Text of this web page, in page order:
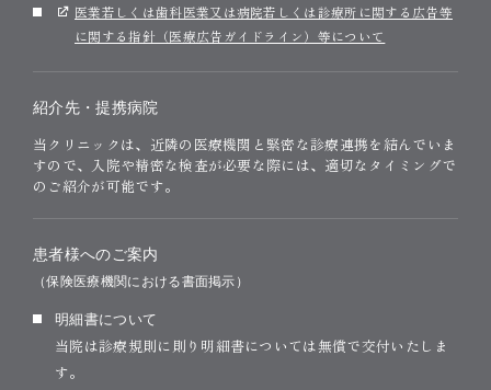
医業若しくは歯科医業又は病院若しくは診療所に関する広告等
に関する指針（医療広告ガイドライン）等について
紹介先・提携病院
当クリニックは、近隣の医療機関と緊密な診療連携を結んでいま
すので、入院や精密な検査が必要な際には、適切なタイミングで
のご紹介が可能です。
患者様へのご案内
（保険医療機関における書面掲示）
明細書について
当院は診療規則に則り明細書については無償で交付いたしま
す。